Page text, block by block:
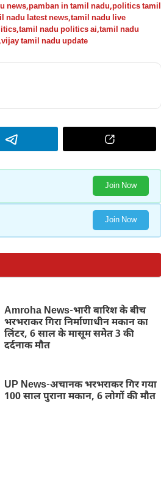
news,pamban in tamil nadu,politics tamil
nadu latest news,tamil nadu live
,tamil nadu politics ai,tamil nadu
vijay tamil nadu update
Join Now
Join Now
Amroha News-भारी बारिश के बीच
भरभराकर गिरा निर्माणाधीन मकान का
लिंटर, 6 साल के मासूम समेत 3 की
दर्दनाक मौत
UP News-अचानक भरभराकर गिर गया
100 साल पुराना मकान, 6 लोगों की मौत